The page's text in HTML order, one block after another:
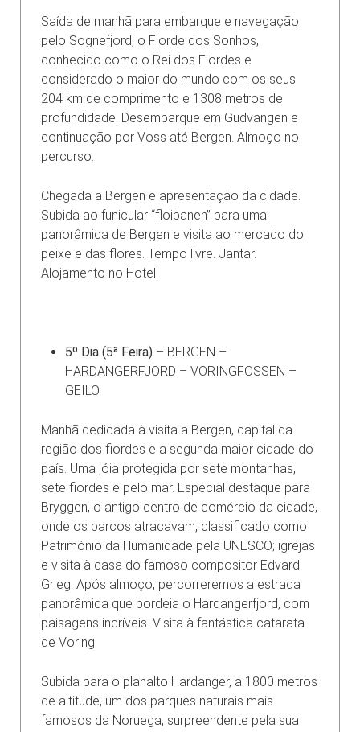
Saída de manhã para embarque e navegação
pelo Sognefjord, o Fiorde dos Sonhos,
conhecido como o Rei dos Fiordes e
considerado o maior do mundo com os seus
204 km de comprimento e 1308 metros de
profundidade. Desembarque em Gudvangen e
continuação por Voss até Bergen. Almoço no
percurso.
Chegada a Bergen e apresentação da cidade.
Subida ao funicular “floibanen” para uma
panorâmica de Bergen e visita ao mercado do
peixe e das flores. Tempo livre. Jantar.
Alojamento no Hotel.
5º Dia (5ª Feira) – BERGEN –
HARDANGERFJORD – VORINGFOSSEN –
GEILO
Manhã dedicada à visita a Bergen, capital da
região dos fiordes e a segunda maior cidade do
país. Uma jóia protegida por sete montanhas,
sete fiordes e pelo mar. Especial destaque para
Bryggen, o antigo centro de comércio da cidade,
onde os barcos atracavam, classificado como
Património da Humanidade pela UNESCO; igrejas
e visita à casa do famoso compositor Edvard
Grieg. Após almoço, percorreremos a estrada
panorâmica que bordeia o Hardangerfjord, com
paisagens incríveis. Visita à fantástica catarata
de Voring.
Subida para o planalto Hardanger, a 1800 metros
de altitude, um dos parques naturais mais
famosos da Noruega, surpreendente pela sua